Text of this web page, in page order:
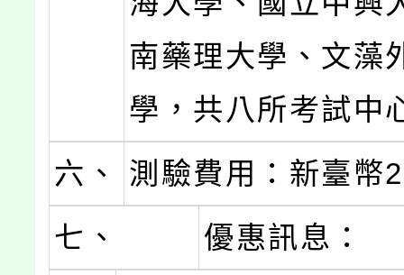
南藥理大學、文藻
學，共八所考試中
六、
測驗費用：新臺幣
七、
優惠訊息：